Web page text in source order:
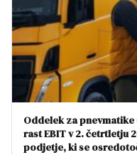
Oddelek za
rast EBIT v 2. četrtletju
podjetje, ki se